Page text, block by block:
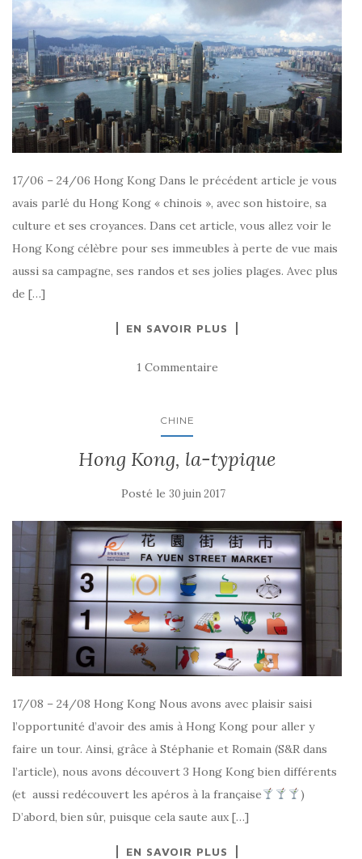
17/06 – 24/06 Hong Kong Dans le précédent article je vous
avais parlé du Hong Kong « chinois », avec son histoire, sa
culture et ses croyances. Dans cet article, vous allez voir le
Hong Kong célèbre pour ses immeubles à perte de vue mais
aussi sa campagne, ses randos et ses jolies plages. Avec plus
de […]
EN SAVOIR PLUS
1 Commentaire
CHINE
Hong Kong, la-typique
Posté le 30 juin 2017
17/08 – 24/08 Hong Kong Nous avons avec plaisir saisi
l’opportunité d’avoir des amis à Hong Kong pour aller y
faire un tour. Ainsi, grâce à Stéphanie et Romain (S&R dans
l’article), nous avons découvert 3 Hong Kong bien différents
(et aussi redécouvert les apéros à la française
)
D’abord, bien sûr, puisque cela saute aux […]
EN SAVOIR PLUS